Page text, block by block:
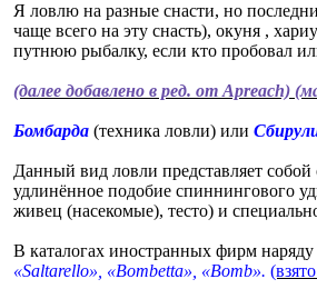
Я ловлю на разные снасти, но
чаще всего на эту снасть), окуня ,
путнюю рыбалку, если кто пробовал
(далее добавлено в ред. от Apreach)
Бомбарда (техника ловли) или
Данный вид ловли представляет собой
удлинённое подобие спиннингового
живец (насекомые), тесто) и
В каталогах иностранных фирм наряду
«Saltarello», «Bombetta», «Bomb».